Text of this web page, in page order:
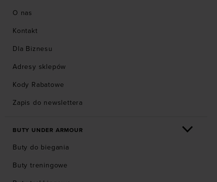
O nas
Kontakt
Dla Biznesu
Adresy sklepów
Kody Rabatowe
Zapis do newslettera
BUTY UNDER ARMOUR
Buty do biegania
Buty treningowe